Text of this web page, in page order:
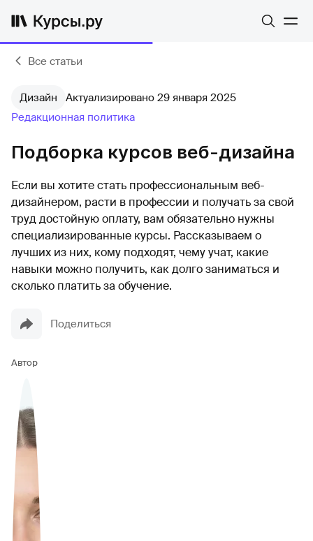
Все статьи
Дизайн
Актуализировано 29 января 2025
Редакционная политика
Подборка курсов веб-дизайна
Если вы хотите стать профессиональным веб-
дизайнером, расти в профессии и получать за свой
труд достойную оплату, вам обязательно нужны
специализированные курсы. Рассказываем о
лучших из них, кому подходят, чему учат, какие
навыки можно получить, как долго заниматься и
сколько платить за обучение.
Поделиться
Автор